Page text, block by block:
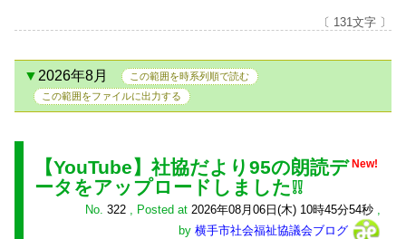
〔 131文字 〕
2026年8月
この範囲を時系列順で読む
この範囲をファイルに出力する
New!
【YouTube】社協だより95の朗読デ
ータをアップロードしました❕❕
No. 322 Posted at 2026年08月06日(木) 10時45分54秒
by 横手市社会福祉協議会ブログ